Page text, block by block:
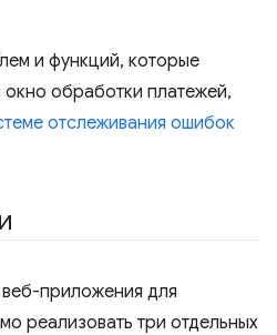
и функций, которые
окно обработки платежей,
отслеживания ошибок
приложения для
реализовать три отдельных